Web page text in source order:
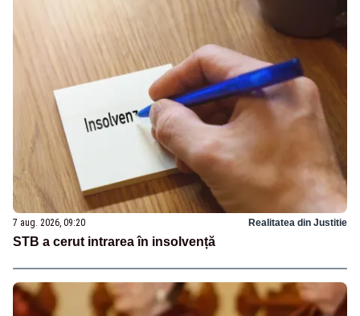
7 aug. 2026, 09:20 Realitatea din Justitie
STB a cerut intrarea în insolvență